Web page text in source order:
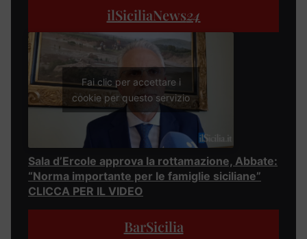
ilSiciliaNews24
Fai clic per accettare i
cookie per questo servizio
Sala d’Ercole approva la rottamazione, Abbate:
“Norma importante per le famiglie siciliane”
CLICCA PER IL VIDEO
BarSicilia